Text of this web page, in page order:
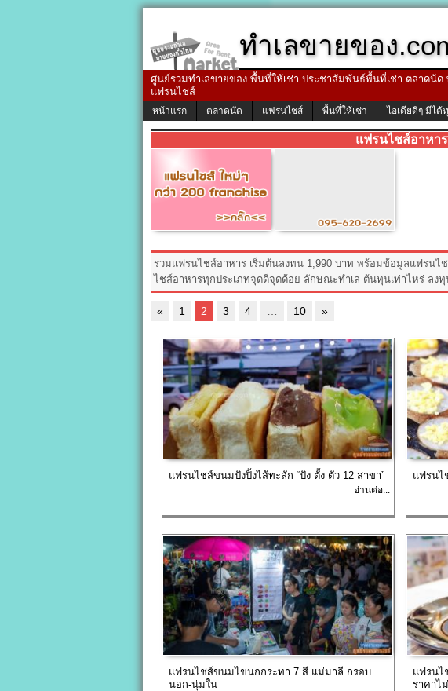
ทำเลขายของ
ศูนย์รวมทำเลขายของ พื้นที่ให้เช่า ประชาสัมพันธ์พื้นที่เช่า ตลาดนั
แฟรนไชส์
หน้าแรก ตลาดนัด แฟรนไชส์ พื้นที่ให้เช่า ไอเดียดีๆ มีได้
แฟรนไชส์อาหาร
รวมแฟรนไชส์อาหาร เริ่มต้นลงทน 1,990 บาท พร้อมข้อมูลแฟรน
ไชส์อาหารทุกประเภทจุดดีจุดด้อย ลักษณะทำเล ต้นทุนเท่าไหร่ ลงทุ
« 1 2 3 4 10 »
แฟรนไชส์ขนมปังปิ้งไส้ทะลัก “ปัง ตั้ง ตัว 12 สาขา”
อ่านต่อ...
แฟรนไ
แฟรนไชส์ขนมไข่นกกระทา 7 สี แม่มาลี กรอบ
นอก-นุ่มใน
แฟรนไ
ราคาไ